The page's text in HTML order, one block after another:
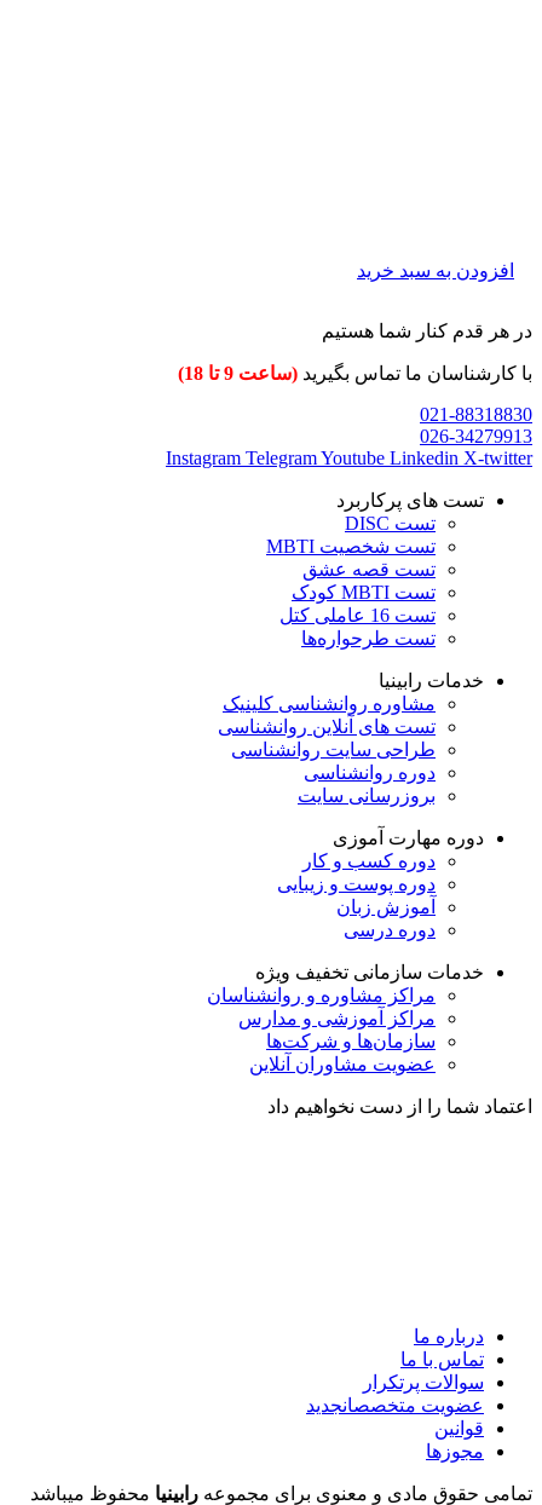
افزودن به سبد خرید
در هر قدم کنار شما هستیم
با کارشناسان ما تماس بگیرید (ساعت 9 تا 18)
021-88318830
026-34279913
Instagram TelegramYoutube Linkedin X-twitter
تست های پرکاربرد
تست DISC
تست شخصیت MBTI
تست قصه عشق
تست MBTI کودک
تست 16 عاملی کتل
تست طرحواره‌ها
خدمات رابینیا
مشاوره روانشناسی کلینیک
تست های آنلاین روانشناسی
طراحی سایت روانشناسی
دوره روانشناسی
بروزرسانی سایت
دوره مهارت آموزی
دوره کسب و کار
دوره پوست و زیبایی
آموزش زبان
دوره درسی
خدمات سازمانی تخفیف ویژه
مراکز مشاوره و روانشناسان
مراکز آموزشی و مدارس
سازمان‌ها و شرکت‌ها
عضویت مشاوران آنلاین
اعتماد شما را از دست نخواهیم داد
درباره ما
تماس با ما
سوالات پرتکرار
عضویت متخصصانجدید
قوانین
مجوزها
تمامی حقوق مادی و معنوی برای مجموعه رابینیا محفوظ میباشد